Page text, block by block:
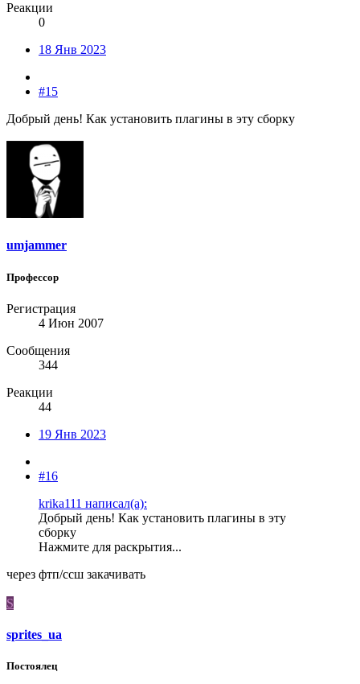
Реакции
0
18 Янв 2023
#15
Добрый день! Как установить плагины в эту сборку
umjammer
Профессор
Регистрация
4 Июн 2007
Сообщения
344
Реакции
44
19 Янв 2023
#16
krika111 написал(а):
Добрый день! Как установить плагины в эту
сборку
Нажмите для раскрытия...
через фтп/ссш закачивать
S
sprites_ua
Постоялец